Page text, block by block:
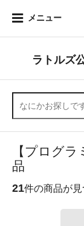
メニュー
ラトルズ
【プログ
品
21件の商品が